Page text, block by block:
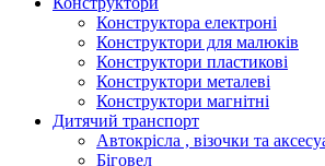
Конструктора електроні
Конструктори для малюків
Конструктори пластикові
Конструктори металеві
Конструктори магнітні
Дитячий транспорт
Автокрісла , візочки та
Біговел